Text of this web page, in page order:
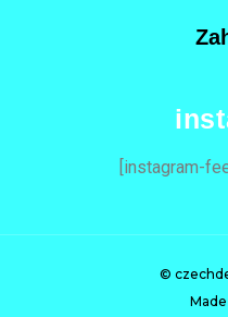
[instagram-
©